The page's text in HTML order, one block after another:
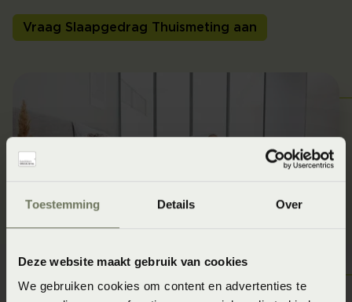
Toestemming Details Over
Deze website maakt gebruik van cookies
We gebruiken cookies om content en advertenties te
Vraag Slaapgedrag Thuismeting aan